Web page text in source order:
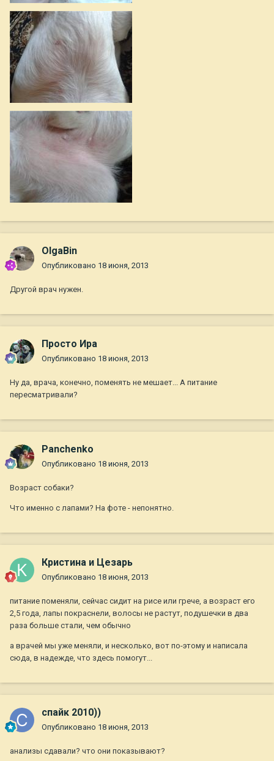
OlgaBin
Опубликовано 18 июня, 2013
Другой врач нужен.
Просто Ира
Опубликовано 18 июня, 2013
Ну да, врача, конечно, поменять не мешает... А питание
пересматривали?
Panchenko
Опубликовано 18 июня, 2013
Возраст собаки?
Что именно с лапами? На фоте - непонятно.
Кристина и Цезарь
Опубликовано 18 июня, 2013
питание поменяли, сейчас сидит на рисе или грече, а возраст его
2,5 года, лапы покраснели, волосы не растут, подушечки в два
раза больше стали, чем обычно
а врачей мы уже меняли, и несколько, вот по-этому и написала
сюда, в надежде, что здесь помогут...
спайк 2010))
Опубликовано 18 июня, 2013
анализы сдавали? что они показывают?